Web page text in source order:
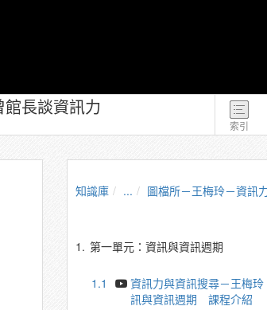
索引
長談資訊力
知識庫 ... 圖檔所－王梅玲－資訊
1. 第一單元：資訊與資訊週期
1.1
資訊力與資訊搜尋－王
訊與資訊週期 課程介紹